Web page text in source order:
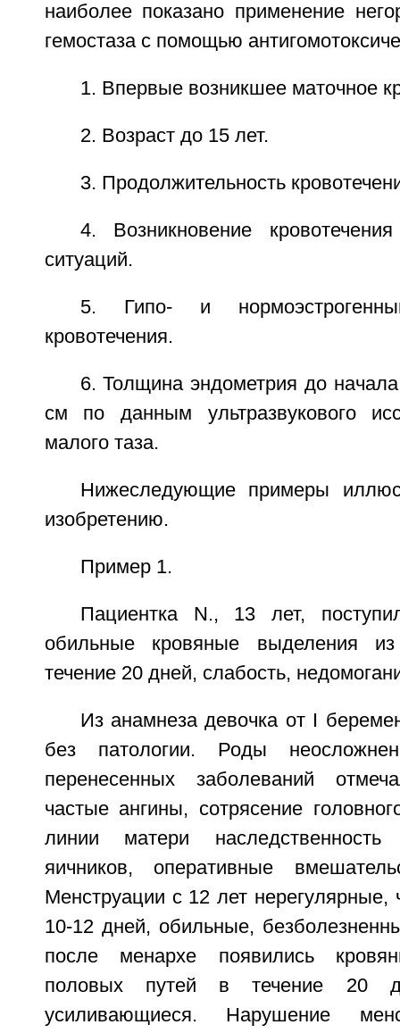
наиболее показано применение
гемостаза с помощью
1. Впервые возникшее маточное
2. Возраст до 15 лет.
3. Продолжительность
4. Возникновение
ситуаций.
5. Гипо- и
кровотечения.
6. Толщина эндометрия до
см по данным ультразвукового
малого таза.
Нижеследующие примеры
изобретению.
Пример 1.
Пациентка N., 13 лет,
обильные кровяные выделения
течение 20 дней, слабость,
Из анамнеза девочка от I
без патологии. Роды
перенесенных заболеваний
частые ангины, сотрясение
линии матери
яичников, оперативные
Менструации с 12 лет нерегулярные,
10-12 дней, обильные,
после менархе появились
половых путей в течение 20
усиливающиеся. Нарушение